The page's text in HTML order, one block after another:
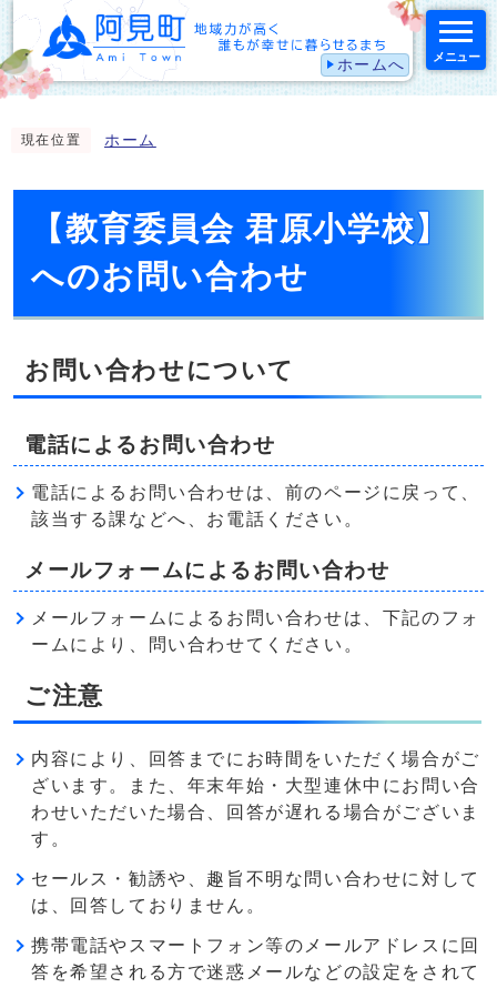
ホームへ メニュー
現在位置 ホーム
【教育委員会 君原小学校】
へのお問い合わせ
お問い合わせについて
電話によるお問い合わせ
電話によるお問い合わせは、前のページに戻って、
該当する課などへ、お電話ください。
メールフォームによるお問い合わせ
メールフォームによるお問い合わせは、下記のフォ
ームにより、問い合わせてください。
ご注意
内容により、回答までにお時間をいただく場合がご
ざいます。また、年末年始・大型連休中にお問い合
わせいただいた場合、回答が遅れる場合がございま
す。
セールス・勧誘や、趣旨不明な問い合わせに対して
は、回答しておりません。
携帯電話やスマートフォン等のメールアドレスに回
答を希望される方で迷惑メールなどの設定をされて